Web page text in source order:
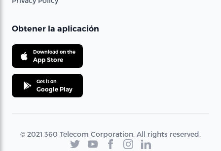
Obtener la aplicación
Download on the
App Store
Get it on
Google Play
© 2021 360 Telecom Corporation. All rights reserved.